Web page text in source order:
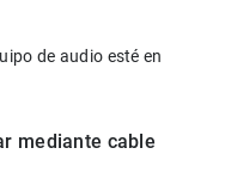
de audio esté en
mediante cable